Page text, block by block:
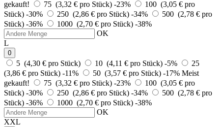
gekauft! 75 (3,32 € pro Stück) -23%
100 (3,05 € pro
Stück) -30% 250 (2,86 € pro Stück) -34%
500 (2,78 € pro
Stück) -36% 1000 (2,70 € pro Stück) -38%
OK
L
0
5 (4,30 € pro Stück) 10 (4,11 € pro Stück) -5%
25
(3,86 € pro Stück) -11% 50 (3,57 € pro Stück) -17% Meist
gekauft!
75 (3,32 € pro Stück) -23%
100 (3,05 € pro
Stück) -30% 250 (2,86 € pro Stück) -34%
500 (2,78 € pro
Stück) -36% 1000 (2,70 € pro Stück) -38%
OK
XXL